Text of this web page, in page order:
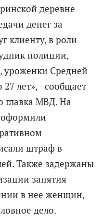
деревне
денег за
клиенту, в роли
полиции,
уроженки Средней
27 лет», - сообщает
главка МВД. На
штраф в
Также задержаны
занятия
в нее женщин,
дело.